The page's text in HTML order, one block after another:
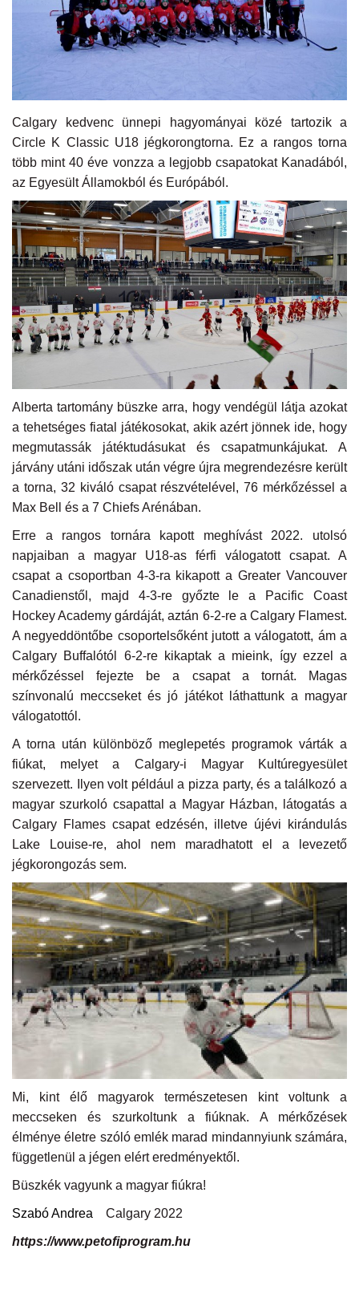
Kultúra
Gazdaság
Művészet
Sport
Sajtó
Rendezvény
Humor
Napló postája
Újság Archívum
Nyelv
Magyar Deutsch English
Calgary kedvenc ünnepi hagyományai közé tartozik a
Circle K Classic U18 jégkorongtorna. Ez a rangos torna
több mint 40 éve vonzza a legjobb csapatokat Kanadából,
az Egyesült Államokból és Európából.
Alberta tartomány büszke arra, hogy vendégül látja azokat
a tehetséges fiatal játékosokat, akik azért jönnek ide, hogy
megmutassák játéktudásukat és csapatmunkájukat. A
járvány utáni időszak után végre újra megrendezésre került
a torna, 32 kiváló csapat részvételével, 76 mérkőzéssel a
Max Bell és a 7 Chiefs Arénában.
Erre a rangos tornára kapott meghívást 2022. utolsó
napjaiban a magyar U18-as férfi válogatott csapat. A
csapat a csoportban 4-3-ra kikapott a Greater Vancouver
Canadienstől, majd 4-3-re győzte le a Pacific Coast
Hockey Academy gárdáját, aztán 6-2-re a Calgary Flamest.
A negyeddöntőbe csoportelsőként jutott a válogatott, ám a
Calgary Buffalótól 6-2-re kikaptak a mieink, így ezzel a
mérkőzéssel fejezte be a csapat a tornát. Magas
színvonalú meccseket és jó játékot láthattunk a magyar
válogatottól.
A torna után különböző meglepetés programok várták a
fiúkat, melyet a Calgary-i Magyar Kultúregyesület
szervezett. Ilyen volt például a pizza party, és a találkozó a
magyar szurkoló csapattal a Magyar Házban, látogatás a
Calgary Flames csapat edzésén, illetve újévi kirándulás
Lake Louise-re, ahol nem maradhatott el a levezető
jégkorongozás sem.
Mi, kint élő magyarok természetesen kint voltunk a
meccseken és szurkoltunk a fiúknak. A mérkőzések
élménye életre szóló emlék marad mindannyiunk számára,
függetlenül a jégen elért eredményektől.
Büszkék vagyunk a magyar fiúkra!
Szabó Andrea Calgary 2022
https://www.petofiprogram.hu